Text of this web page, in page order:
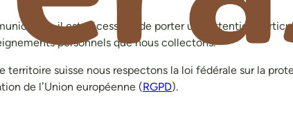
il est nécessaire de porter une attention
personnels que nous collectons.
territoire suisse nous respectons la loi fédérale sur la
de l’Union européenne (RGPD).